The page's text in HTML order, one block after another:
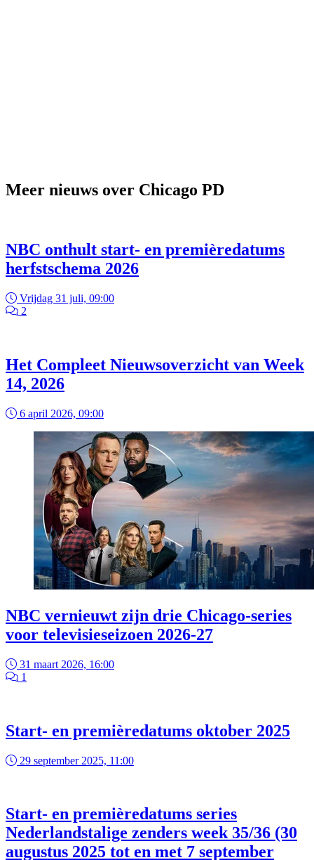
Meer nieuws over Chicago PD
NBC onthult start- en premièredatums
herfstschema 2026
Vrijdag 31 juli, 09:00
2
Het Compleet Nieuwsoverzicht van Week
14, 2026
6 april 2026, 09:00
NBC vernieuwt zijn drie Chicago-series
voor televisieseizoen 2026-27
31 maart 2026, 16:00
1
Start- en premièredatums oktober 2025
29 september 2025, 11:00
Start- en premièredatums series
Nederlandstalige zenders week 35/36 (30
augustus 2025 tot en met 7 september